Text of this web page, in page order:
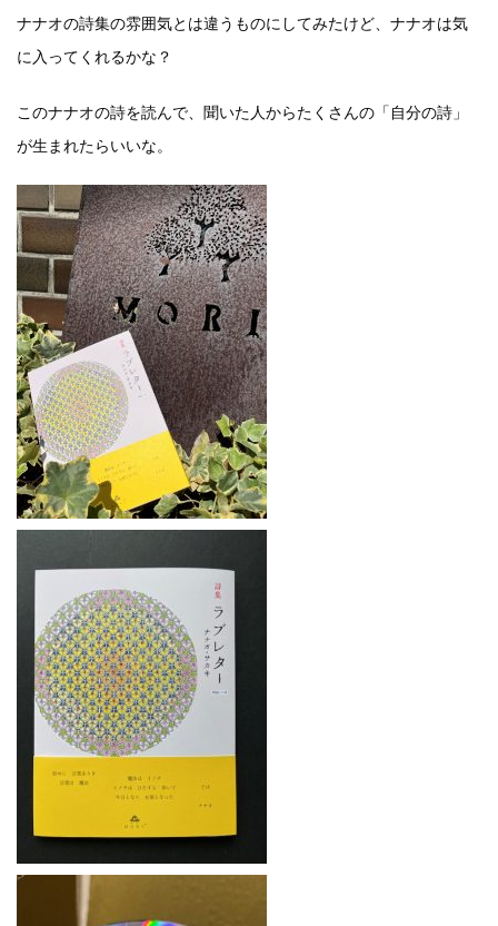
ナナオの詩集の雰囲気とは違うものにしてみたけど、ナナオは気
に入ってくれるかな？
このナナオの詩を読んで、聞いた人からたくさんの「自分の詩」
が生まれたらいいな。